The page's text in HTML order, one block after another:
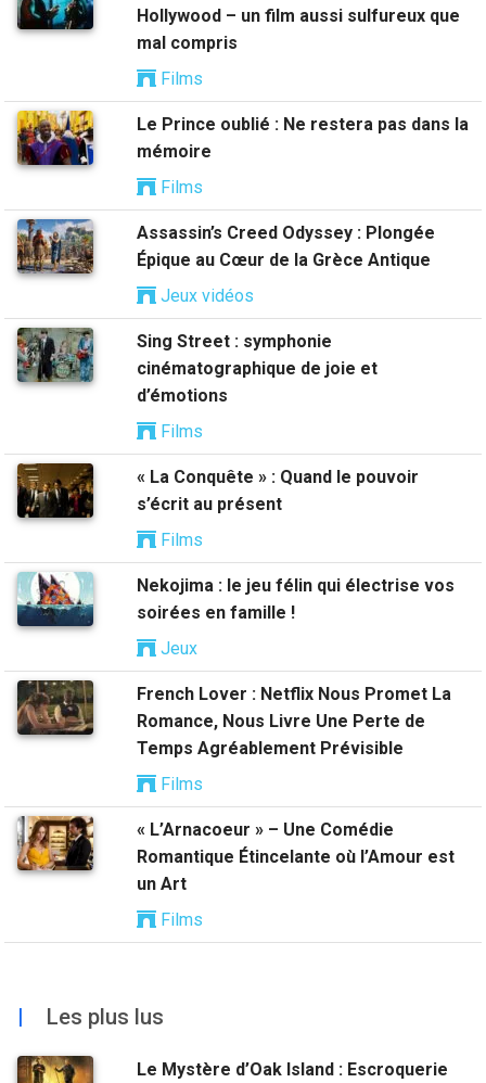
Hollywood – un film aussi sulfureux que
mal compris
Films
Le Prince oublié : Ne restera pas dans la
mémoire
Films
Assassin’s Creed Odyssey : Plongée
Épique au Cœur de la Grèce Antique
Jeux vidéos
Sing Street : symphonie
cinématographique de joie et
d’émotions
Films
« La Conquête » : Quand le pouvoir
s’écrit au présent
Films
Nekojima : le jeu félin qui électrise vos
soirées en famille !
Jeux
French Lover : Netflix Nous Promet La
Romance, Nous Livre Une Perte de
Temps Agréablement Prévisible
Films
« L’Arnacoeur » – Une Comédie
Romantique Étincelante où l’Amour est
un Art
Films
| Les plus lus
Le Mystère d’Oak Island : Escroquerie